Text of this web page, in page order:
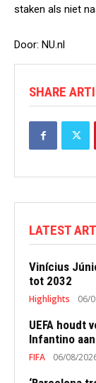
staken als niet
Door: NU.nl
SHARE
LATEST
Vinícius
tot 2032
Highlights 06/
UEFA houdt
Infantino
FIFA 06/08/